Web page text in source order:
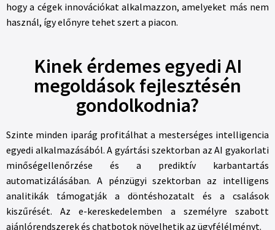
hogy a cégek innovációkat alkalmazzon, amelyeket más nem
használ, így előnyre tehet szert a piacon.
Kinek érdemes egyedi AI
megoldások fejlesztésén
gondolkodnia?
Szinte minden iparág profitálhat a mesterséges intelligencia
egyedi alkalmazásából. A gyártási szektorban az AI gyakorlati
minőségellenőrzése és a prediktív karbantartás
automatizálásában. A pénzügyi szektorban az intelligens
analitikák támogatják a döntéshozatalt és a csalások
kiszűrését. Az e-kereskedelemben a személyre szabott
ajánlórendszerek és chatbotok növelhetik az ügyfélélményt.